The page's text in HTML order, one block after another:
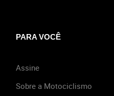
PARA VOCÊ
Assine
Sobre a Motociclismo